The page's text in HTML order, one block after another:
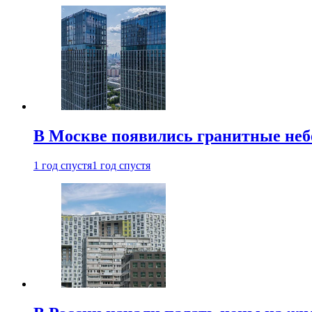
В Москве появились гранитные
1 год спустя1 год спустя